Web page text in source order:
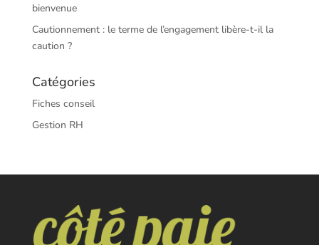
bienvenue
Cautionnement : le terme de l’engagement libère-t-il la
caution ?
Catégories
Fiches conseil
Gestion RH